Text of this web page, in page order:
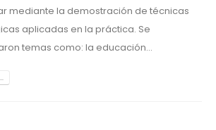
mediante la demostración de técnicas
aplicadas en la práctica. Se
temas como: la educación...